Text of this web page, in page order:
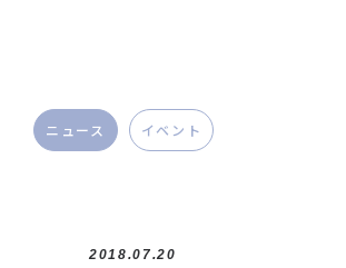
ニュース イベント
2018.07.20